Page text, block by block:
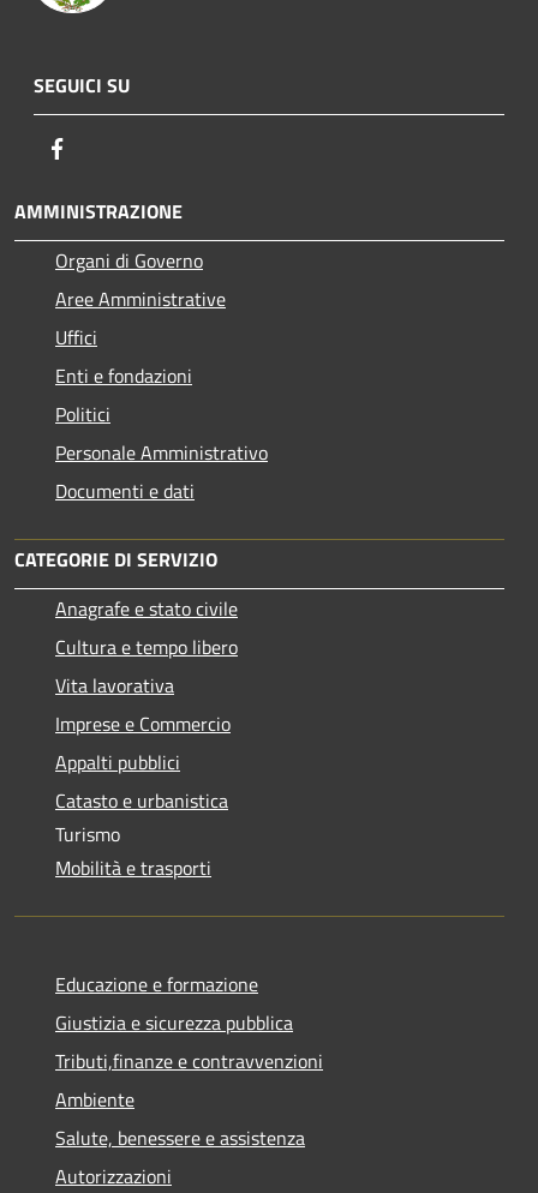
SEGUICI SU
AMMINISTRAZIONE
Organi di Governo
Aree Amministrative
Uffici
Enti e fondazioni
Politici
Personale Amministrativo
Documenti e dati
CATEGORIE DI SERVIZIO
Anagrafe e stato civile
Cultura e tempo libero
Vita lavorativa
Imprese e Commercio
Appalti pubblici
Catasto e urbanistica
Turismo
Mobilità e trasporti
Educazione e formazione
Giustizia e sicurezza pubblica
Tributi,finanze e contravvenzioni
Ambiente
Salute, benessere e assistenza
Autorizzazioni